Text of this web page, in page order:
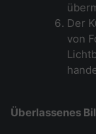
Der
von
Überlassenes